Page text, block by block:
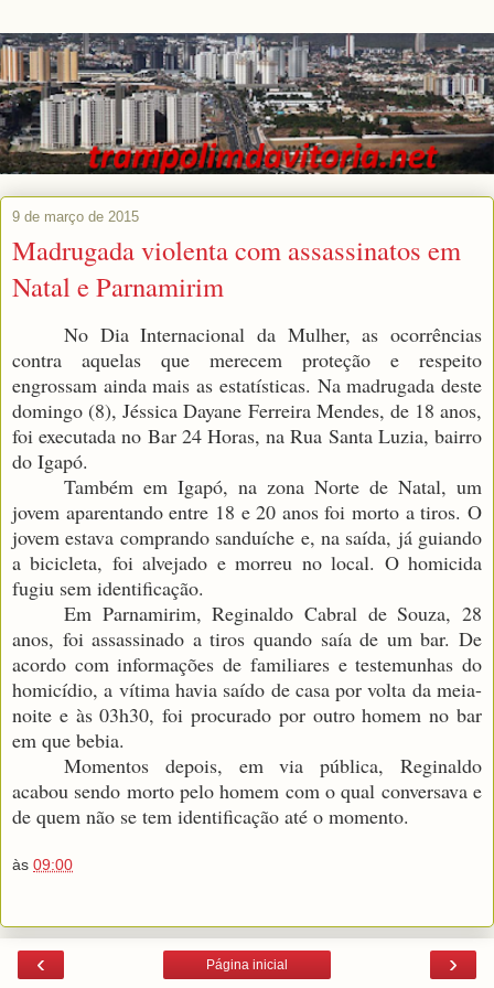
9 de março de 2015
Madrugada violenta com assassinatos em
Natal e Parnamirim
No Dia Internacional da Mulher, as ocorrências
contra aquelas que merecem proteção e respeito
engrossam ainda mais as estatísticas. Na madrugada deste
domingo (8), Jéssica Dayane Ferreira Mendes, de 18 anos,
foi executada no Bar 24 Horas, na Rua Santa Luzia, bairro
do Igapó.
Também em Igapó, na zona Norte de Natal, um
jovem aparentando entre 18 e 20 anos foi morto a tiros. O
jovem estava comprando sanduíche e, na saída, já guiando
a bicicleta, foi alvejado e morreu no local. O homicida
fugiu sem identificação.
Em Parnamirim, Reginaldo Cabral de Souza, 28
anos, foi assassinado a tiros quando saía de um bar. De
acordo com informações de familiares e testemunhas do
homicídio, a vítima havia saído de casa por volta da meia-
noite e às 03h30, foi procurado por outro homem no bar
em que bebia.
Momentos depois, em via pública, Reginaldo
acabou sendo morto pelo homem com o qual conversava e
de quem não se tem identificação até o momento.
às 09:00
‹ ›
Página inicial